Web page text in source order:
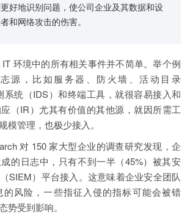
好地识别问题，使公司企业及其数据和设
和网络攻击的伤害。
环境中的所有相关事件并不简单。举个例
源，比如服务器、防火墙、活动目录
系统（IDS）和终端工具，就很容易接入和
（IR）尤其有价值的其他源，就因所需工
模管理，也极少接入。
对 150 家大型企业的调查研究发现，企
的日志中，只有不到一半（45%）被其安
SIEM）平台接入。这意味着企业安全团队
的风险，一些指征入侵的指标可能会被错
势受到影响。